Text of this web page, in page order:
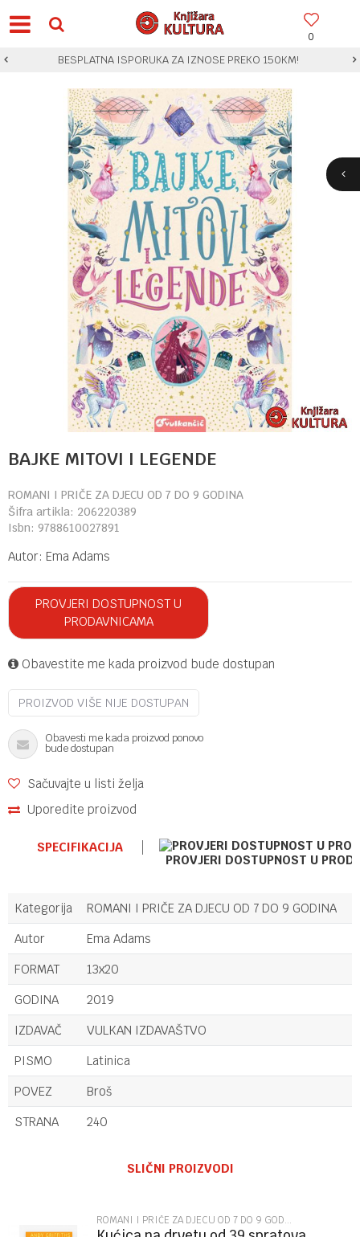
0
BESPLATNA ISPORUKA ZA IZNOSE PREKO 150KM!
BAJKE MITOVI I LEGENDE
ROMANI I PRIČE ZA DJECU OD 7 DO 9 GODINA
Šifra artikla: 206220389
Isbn: 9788610027891
Autor: Ema Adams
PROVJERI DOSTUPNOST U
PRODAVNICAMA
Obavestite me kada proizvod bude dostupan
PROIZVOD VIŠE NIJE DOSTUPAN
Obavesti me kada proizvod ponovo
bude dostupan
Sačuvajte u listi želja
Uporedite proizvod
SPECIFIKACIJA
PROVJERI DOSTUPNOST U
Kategorija
ROMANI I PRIČE ZA DJECU OD 7 DO 9 GODINA
Autor
Ema Adams
FORMAT
13x20
GODINA
2019
IZDAVAČ
VULKAN IZDAVAŠTVO
PISMO
Latinica
POVEZ
Broš
STRANA
240
SLIČNI PROIZVODI
ROMANI I PRIČE ZA DJECU OD 7 DO 9 GODINA